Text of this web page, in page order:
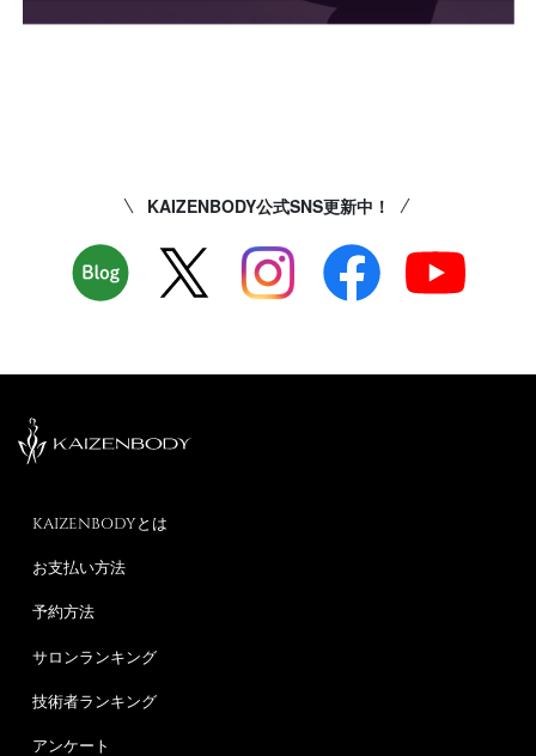
KAIZENBODY公式SNS更新中！
KAIZENBODYとは
お支払い方法
予約方法
サロンランキング
技術者ランキング
アンケート